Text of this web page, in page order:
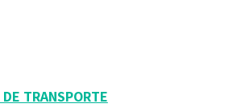
TRANSPORTE